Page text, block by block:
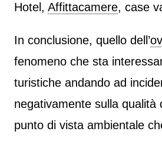
Hotel, Affittacamere, case
In conclusione, quello dell’
fenomeno che sta
turistiche andando ad
negativamente sulla qualità
punto di vista ambientale